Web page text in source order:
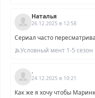
Наталья
26.12.2025 в 12:58
Сериал часто
Условный мент 1-5 сезон
.
24.12.2025 в 10:21
Как же я хочу чтобы